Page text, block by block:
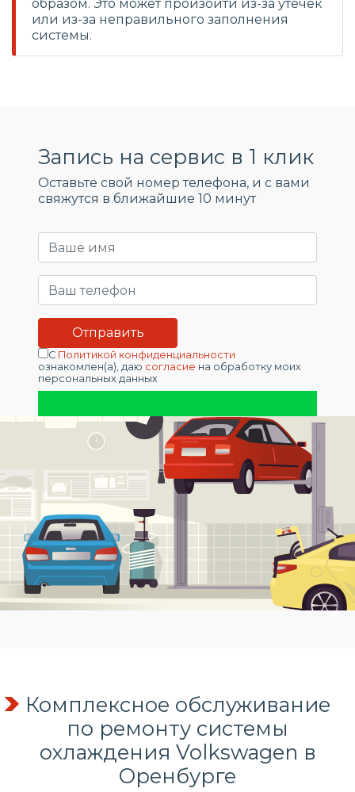
образом. Это может произойти из-за утечек
или из-за неправильного заполнения
системы.
Запись на сервис в 1 клик
Оставьте свой номер телефона, и c вами
свяжутся в ближайшие 10 минут
С Политикой конфиденциальности
ознакомлен(а), даю согласие на обработку моих
персональных данных
Комплексное обслуживание
по ремонту системы
охлаждения Volkswagen в
Оренбурге